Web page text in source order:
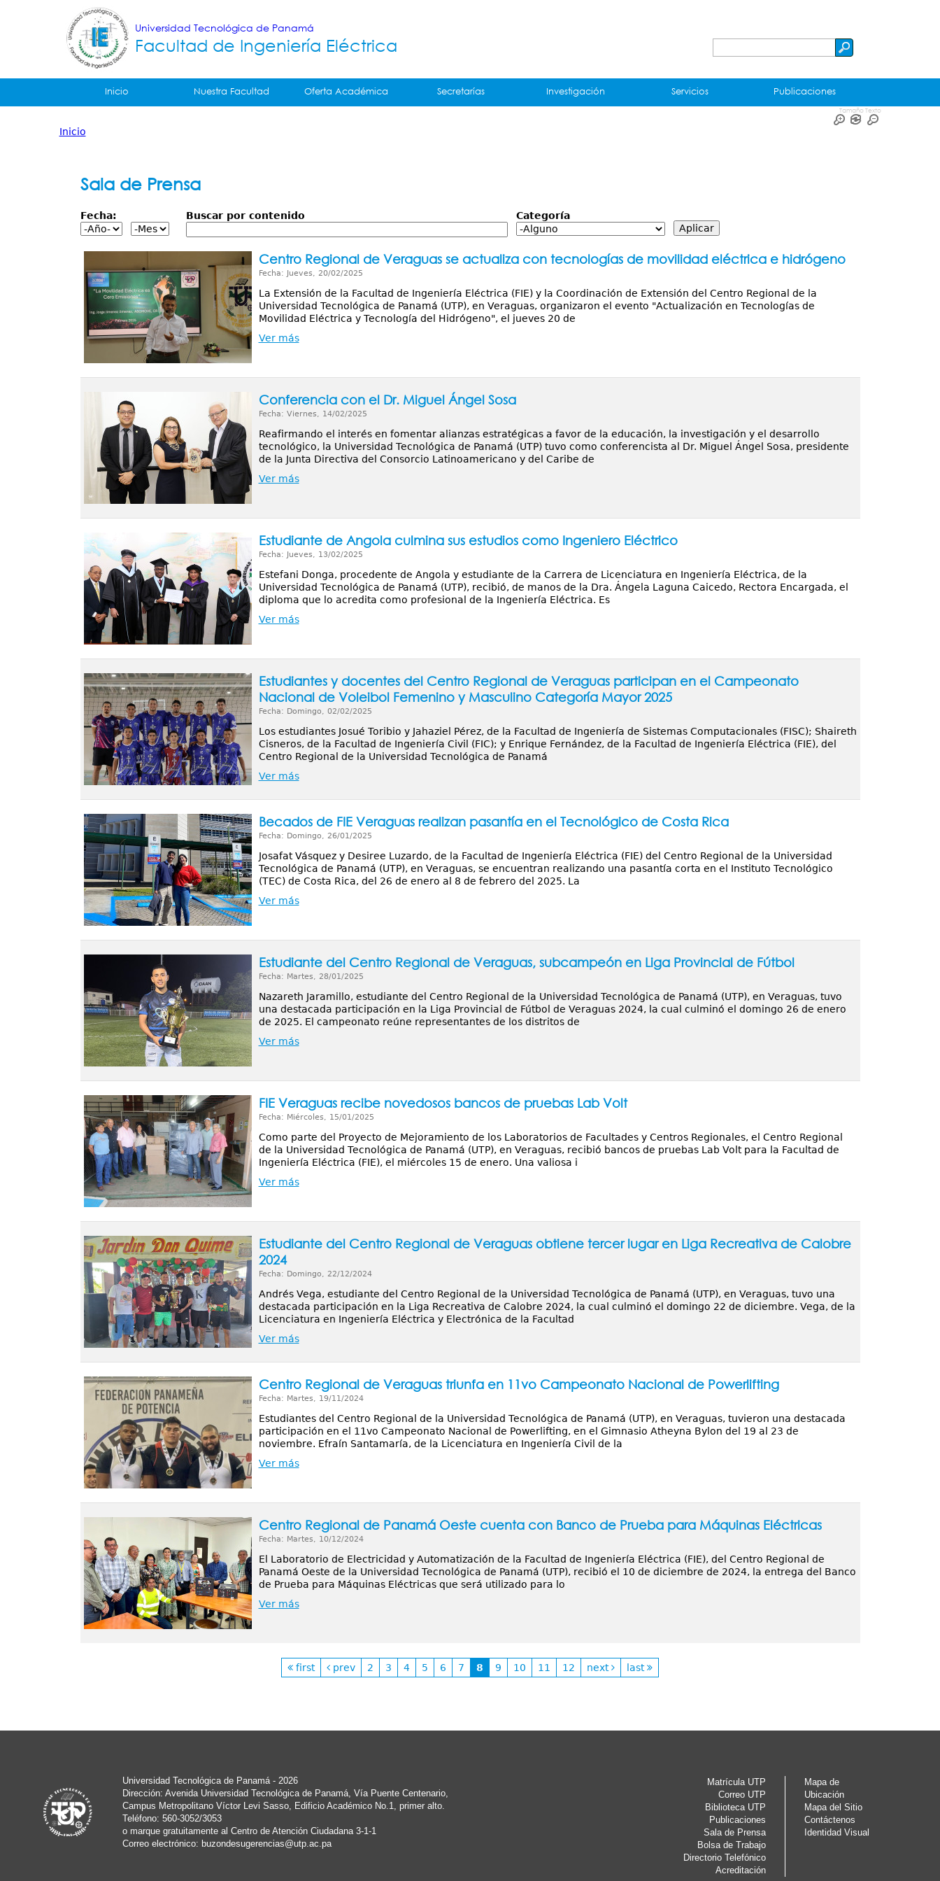
Universidad Tecnológica de Panamá
Facultad de Ingeniería Eléctrica
Tropical
Principal
Inicio Nuestra Facultad Oferta Académica Secretarías Investigación Servicios Publicaciones
Tamaño Texto
está
Inicio
Sala de Prensa
Fecha: Buscar por contenido Categoría
Centro Regional de Veraguas se actualiza con tecnologías de movilidad eléctrica e hidrógeno
Fecha: Jueves, 20/02/2025
La Extensión de la Facultad de Ingeniería Eléctrica (FIE) y la Coordinación de Extensión del Centro Regional de la
Universidad Tecnológica de Panamá (UTP), en Veraguas, organizaron el evento "Actualización en Tecnologías de
Movilidad Eléctrica y Tecnología del Hidrógeno", el jueves 20 de
Ver más
Conferencia con el Dr. Miguel Ángel Sosa
Fecha: Viernes, 14/02/2025
Reafirmando el interés en fomentar alianzas estratégicas a favor de la educación, la investigación y el desarrollo
tecnológico, la Universidad Tecnológica de Panamá (UTP) tuvo como conferencista al Dr. Miguel Ángel Sosa, presidente
de la Junta Directiva del Consorcio Latinoamericano y del Caribe de
Ver más
Estudiante de Angola culmina sus estudios como Ingeniero Eléctrico
Fecha: Jueves, 13/02/2025
Estefani Donga, procedente de Angola y estudiante de la Carrera de Licenciatura en Ingeniería Eléctrica, de la
Universidad Tecnológica de Panamá (UTP), recibió, de manos de la Dra. Ángela Laguna Caicedo, Rectora Encargada, el
diploma que lo acredita como profesional de la Ingeniería Eléctrica. Es
Ver más
Estudiantes y docentes del Centro Regional de Veraguas participan en el Campeonato
Nacional de Voleibol Femenino y Masculino Categoría Mayor 2025
Fecha: Domingo, 02/02/2025
Los estudiantes Josué Toribio y Jahaziel Pérez, de la Facultad de Ingeniería de Sistemas Computacionales (FISC); Shaireth
Cisneros, de la Facultad de Ingeniería Civil (FIC); y Enrique Fernández, de la Facultad de Ingeniería Eléctrica (FIE), del
Centro Regional de la Universidad Tecnológica de Panamá
Ver más
Becados de FIE Veraguas realizan pasantía en el Tecnológico de Costa Rica
Fecha: Domingo, 26/01/2025
Josafat Vásquez y Desiree Luzardo, de la Facultad de Ingeniería Eléctrica (FIE) del Centro Regional de la Universidad
Tecnológica de Panamá (UTP), en Veraguas, se encuentran realizando una pasantía corta en el Instituto Tecnológico
(TEC) de Costa Rica, del 26 de enero al 8 de febrero del 2025. La
Ver más
Estudiante del Centro Regional de Veraguas, subcampeón en Liga Provincial de Fútbol
Fecha: Martes, 28/01/2025
Nazareth Jaramillo, estudiante del Centro Regional de la Universidad Tecnológica de Panamá (UTP), en Veraguas, tuvo
una destacada participación en la Liga Provincial de Fútbol de Veraguas 2024, la cual culminó el domingo 26 de enero
de 2025. El campeonato reúne representantes de los distritos de
Ver más
FIE Veraguas recibe novedosos bancos de pruebas Lab Volt
Fecha: Miércoles, 15/01/2025
Como parte del Proyecto de Mejoramiento de los Laboratorios de Facultades y Centros Regionales, el Centro Regional
de la Universidad Tecnológica de Panamá (UTP), en Veraguas, recibió bancos de pruebas Lab Volt para la Facultad de
Ingeniería Eléctrica (FIE), el miércoles 15 de enero. Una valiosa i
Ver más
Estudiante del Centro Regional de Veraguas obtiene tercer lugar en Liga Recreativa de Calobre
2024
Fecha: Domingo, 22/12/2024
Andrés Vega, estudiante del Centro Regional de la Universidad Tecnológica de Panamá (UTP), en Veraguas, tuvo una
destacada participación en la Liga Recreativa de Calobre 2024, la cual culminó el domingo 22 de diciembre. Vega, de la
Licenciatura en Ingeniería Eléctrica y Electrónica de la Facultad
Ver más
Centro Regional de Veraguas triunfa en 11vo Campeonato Nacional de Powerlifting
Fecha: Martes, 19/11/2024
Estudiantes del Centro Regional de la Universidad Tecnológica de Panamá (UTP), en Veraguas, tuvieron una destacada
participación en el 11vo Campeonato Nacional de Powerlifting, en el Gimnasio Atheyna Bylon del 19 al 23 de
noviembre. Efraín Santamaría, de la Licenciatura en Ingeniería Civil de la
Ver más
Centro Regional de Panamá Oeste cuenta con Banco de Prueba para Máquinas Eléctricas
Fecha: Martes, 10/12/2024
El Laboratorio de Electricidad y Automatización de la Facultad de Ingeniería Eléctrica (FIE), del Centro Regional de
Panamá Oeste de la Universidad Tecnológica de Panamá (UTP), recibió el 10 de diciembre de 2024, la entrega del Banco
de Prueba para Máquinas Eléctricas que será utilizado para lo
Ver más
first prev 2 3 4 5 6 7 8 9 10 11 12 next last
Universidad Tecnológica de Panamá - 2026
Dirección: Avenida Universidad Tecnológica de Panamá, Vía Puente Centenario,
Campus Metropolitano Víctor Levi Sasso, Edificio Académico No.1, primer alto.
Teléfono: 560-3052/3053
o marque gratuitamente al Centro de Atención Ciudadana 3-1-1
Correo electrónico: buzondesugerencias@utp.ac.pa
Matrícula UTP
Correo UTP
Biblioteca UTP
Publicaciones
Sala de Prensa
Bolsa de Trabajo
Directorio Telefónico
Acreditación
Mapa de
Ubicación
Mapa del Sitio
Contáctenos
Identidad Visual